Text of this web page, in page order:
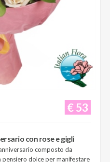
€ 53
con rose e gigli
composto da
pensiero dolce per manifestare